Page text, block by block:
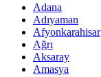
Adana
Adıyaman
Afyonkarahisar
Ağrı
Aksaray
Amasya